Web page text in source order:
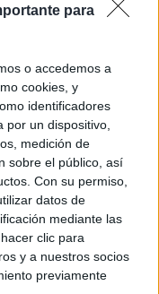
para
o accedemos a
cookies, y
identificadores
por un dispositivo,
medición de
sobre el público, así
Con su permiso,
datos de
mediante las
clic para
y a nuestros socios
previamente